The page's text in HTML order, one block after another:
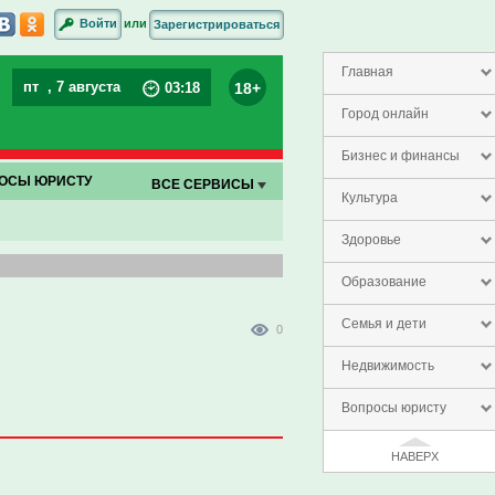
Главная
Город онлайн
Бизнес и финансы
Культура
Здоровье
Образование
Семья и дети
Недвижимость
Вопросы юристу
НАВЕРХ
Войти или Зарегистрироваться
пт , 7 августа 03:18 18+
ЮРИСТУ ВСЕ СЕРВИСЫ
0